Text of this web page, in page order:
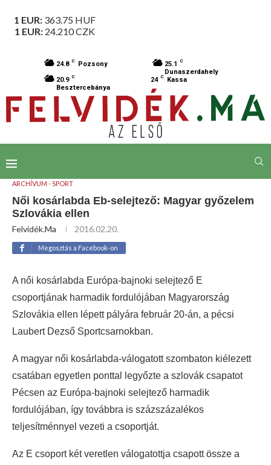
1 EUR: 363.75 HUF
1 EUR: 24.210CZK
24.8 C Pozsony 25.1 C
Dunaszerdahely
20.9 C
Besztercebánya
24 C Kassa
ARCHÍVUM - SPORT
Női kosárlabda Eb-selejtező: Magyar győzelem
Szlovákia ellen
Felvidék.ma 2016.02.20.
Megosztás a Facebook-on
A női kosárlabda Európa-bajnoki selejtező E
csoportjának harmadik fordulójában Magyarország
Szlovákia ellen lépett pályára február 20-án, a pécsi
Laubert Dezső Sportcsarnokban.
A magyar női kosárlabda-válogatott szombaton kiélezett
csatában egyetlen ponttal legyőzte a szlovák csapatot
Pécsen az Európa-bajnoki selejtező harmadik
fordulójában, így továbbra is százszázalékos
teljesítménnyel vezeti a csoportját.
Az E csoport két veretlen válogatottja csapott össze a